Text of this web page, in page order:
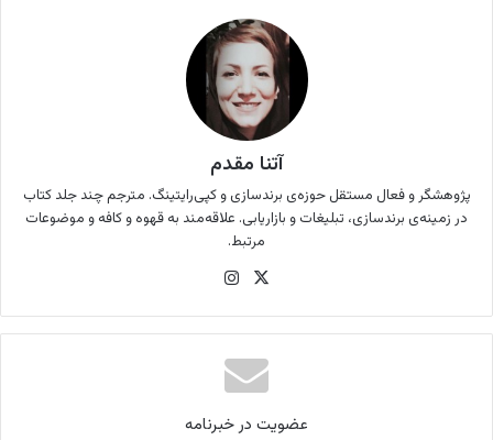
آتنا مقدم
پژوهشگر و فعال مستقل حوزه‌ی برندسازی و کپی‌رایتینگ. مترجم چند جلد کتاب
در زمینه‌ی برندسازی، تبلیغات و بازاریابی. علاقه‌مند به قهوه و کافه و موضوعات
مرتبط.
X
گرام
عضویت در خبرنامه